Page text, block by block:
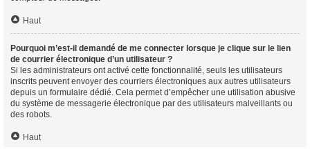
Haut
Pourquoi m’est-il demandé de me connecter lorsque je clique sur le lien
de courrier électronique d’un utilisateur ?
Si les administrateurs ont activé cette fonctionnalité, seuls les utilisateurs
inscrits peuvent envoyer des courriers électroniques aux autres utilisateurs
depuis un formulaire dédié. Cela permet d’empêcher une utilisation abusive
du système de messagerie électronique par des utilisateurs malveillants ou
des robots.
Haut